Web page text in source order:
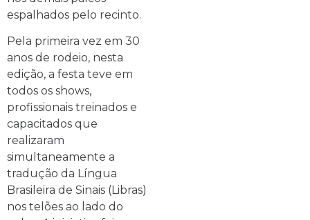
espalhados pelo recinto.
Pela primeira vez em 30
anos de rodeio, nesta
edição, a festa teve em
todos os shows,
profissionais treinados e
capacitados que
realizaram
simultaneamente a
tradução da Língua
Brasileira de Sinais (Libras)
nos telões ao lado do